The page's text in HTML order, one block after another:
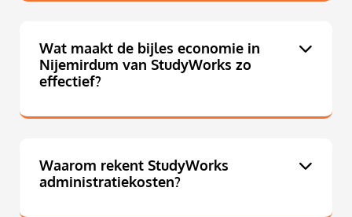
Wat maakt de bijles economie in
Nijemirdum van StudyWorks zo
effectief?
Waarom rekent StudyWorks
administratiekosten?